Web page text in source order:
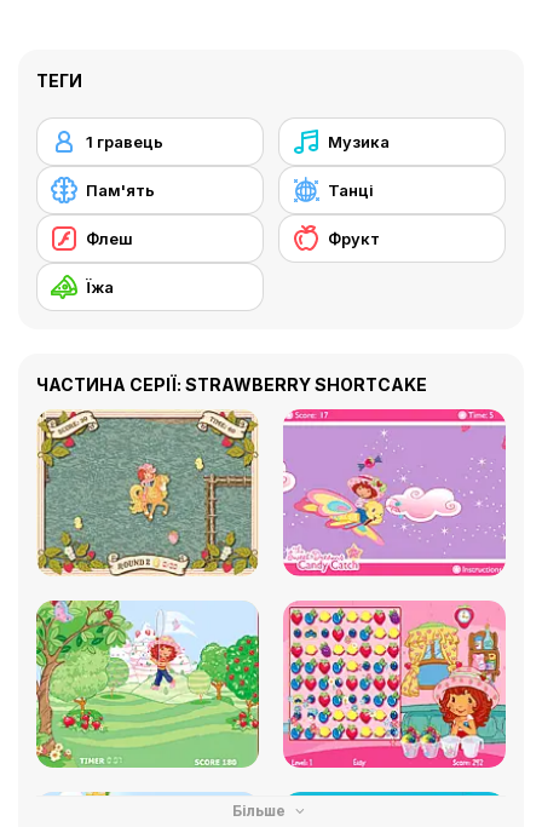
ТЕГИ
1 гравець Музика
Пам'ять Танці
Флеш Фрукт
Їжа
ЧАСТИНА СЕРІЇ: STRAWBERRY SHORTCAKE
Більше